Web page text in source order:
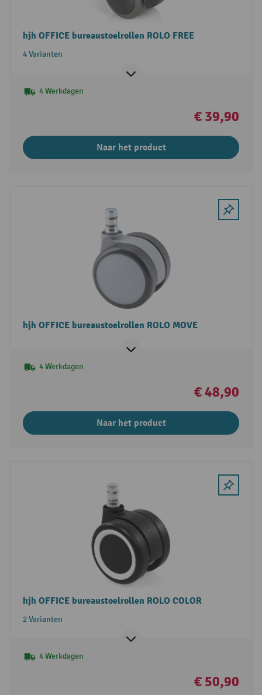
hjh OFFICE bureaustoelrollen ROLO FREE
4 Varianten
4 Werkdagen
€ 39,90
Naar het product
hjh OFFICE bureaustoelrollen ROLO MOVE
4 Werkdagen
€ 48,90
Naar het product
hjh OFFICE bureaustoelrollen ROLO COLOR
2 Varianten
4 Werkdagen
€ 50,90